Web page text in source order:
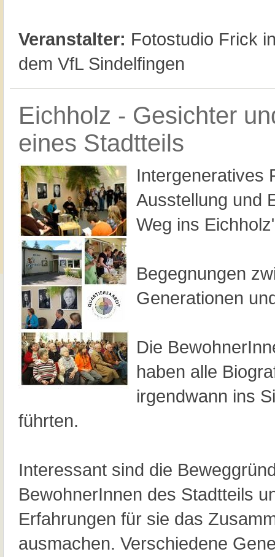
Veranstalter: Fotostudio Frick
dem VfL Sindelfingen
Eichholz - Gesichter
eines Stadtteils
Intergeneratives
Ausstellung und
Weg ins
Begegnungen
Generationen
Die
haben alle
irgendwann ins
führten.
Interessant sind die
BewohnerInnen des Stadtteils
Erfahrungen für sie das
ausmachen. Verschiedene